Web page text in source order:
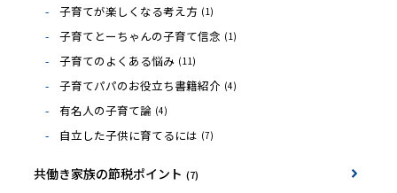
子育てが楽しくなる考え方 (1)
子育てとーちゃんの子育て信念 (1)
子育てのよくある悩み (11)
子育てパパのお役立ち書籍紹介 (4)
有名人の子育て論 (4)
自立した子供に育てるには (7)
共働き家族の節税ポイント (7)